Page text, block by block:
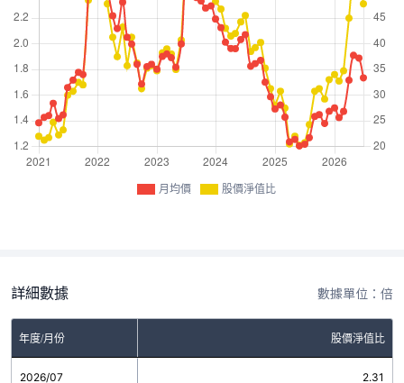
月均價 股價淨值比
詳細數據 數據單位：倍
年度/月份 股價淨值比
2026/07 2.31